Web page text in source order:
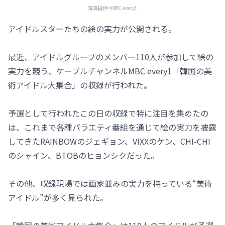
写真提供=MBC every1
アイドルスターたちの絵の実力が公開される。
最近、アイドルグループのメンバー110人が参加して絵の
実力を競う、ケーブルチャンネルMBC every1「韓国の美
術アイドル大集合」の収録が行われた。
予選として行われたこの日の収録で特に注目を集めたの
は、これまで各種バラエティ番組を通じて絵の実力を披露
してきたRAINBOWのジェギョン、VIXXのケン、CHI-CHI
のシャイン、BTOBのヒョンシクだった。
その他、収録現場では画家並みの実力を持っている“美術
アイドル”が多く見られた。